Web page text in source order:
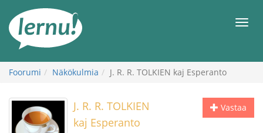
sisältöön
Foorumi Näkökulmia J. R. R. TOLKIEN kaj Esperanto
Vastaa
J. R. R. TOLKIEN
kaj Esperanto